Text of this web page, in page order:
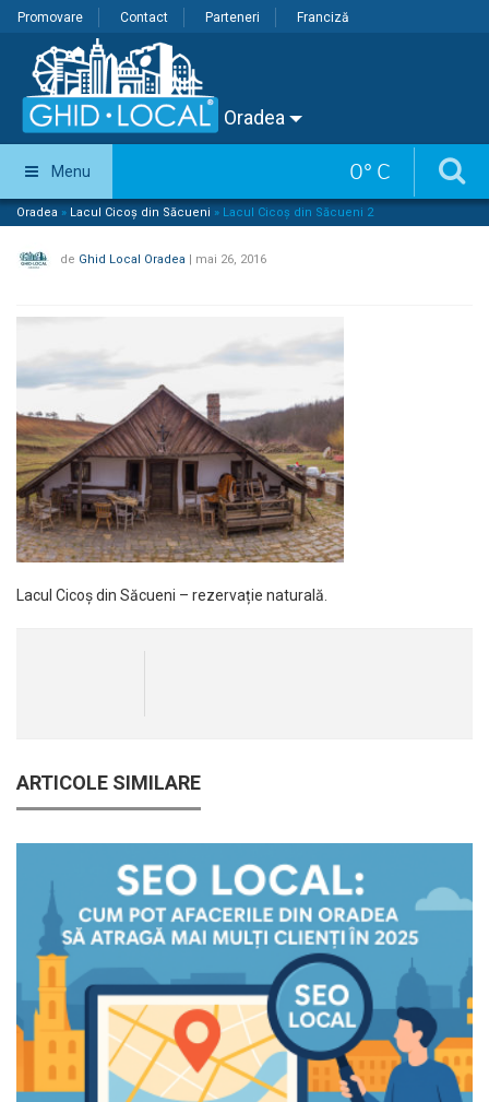
Promovare Contact Parteneri Franciză
Oradea
0° C
Menu
Oradea » Lacul Cicoș din Săcueni » Lacul Cicoș din Săcueni 2
de Ghid Local Oradea | mai 26, 2016
Lacul Cicoș din Săcueni – rezervație naturală.
ARTICOLE SIMILARE